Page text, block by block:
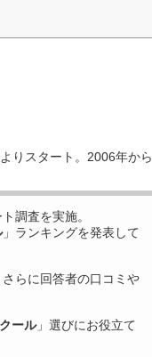
りスタート。2006年から
調査を実施。
」ランキングを発表して
らに回答者の口コミや
ール」選びにお役立て